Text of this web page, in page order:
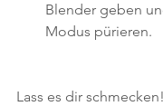
Blender geben
Modus pürieren.
Lass es dir schmecken!